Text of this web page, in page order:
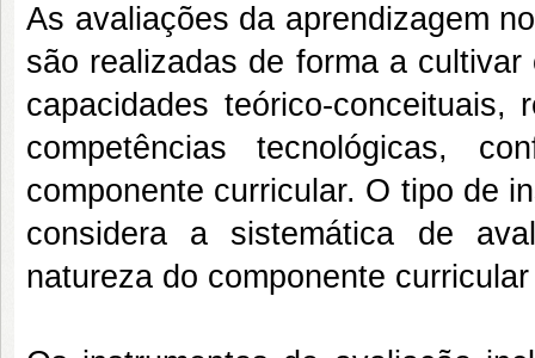
As avaliações da aprendizagem
são realizadas de forma a
capacidades teórico-conceituais,
competências tecnológicas,
componente curricular. O tipo de
considera a sistemática de
natureza do componente